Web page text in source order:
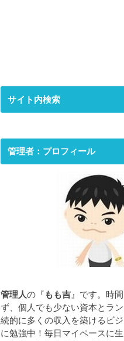
サイト内検索
管理者：プロフィール
管理人の『もも吉』です。時
ず、個人でも少ない資本とラ
続的に多くの収入を築けるビ
に勉強中！毎日マイペースに生